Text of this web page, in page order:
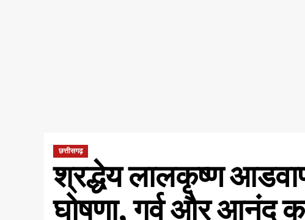
छत्तीसगढ़
श्रद्धेय लालकृष्ण
घोषणा, गर्व और आनंद